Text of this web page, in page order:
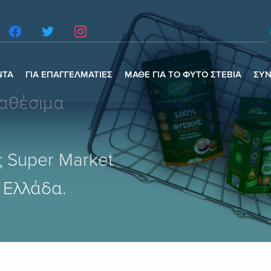
ΓΙΑ ΕΠΑΓΓΕΛΜΑΤΙΕΣ ΜΑΘΕ ΓΙΑ ΤΟ ΦΥΤΟ ΣΤΕΒΙΑ